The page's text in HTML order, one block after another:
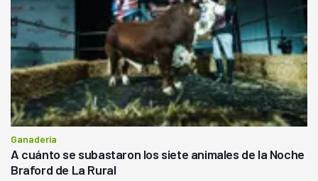
Ganadería
A cuánto se subastaron los siete animales de la Noche
Braford de La Rural